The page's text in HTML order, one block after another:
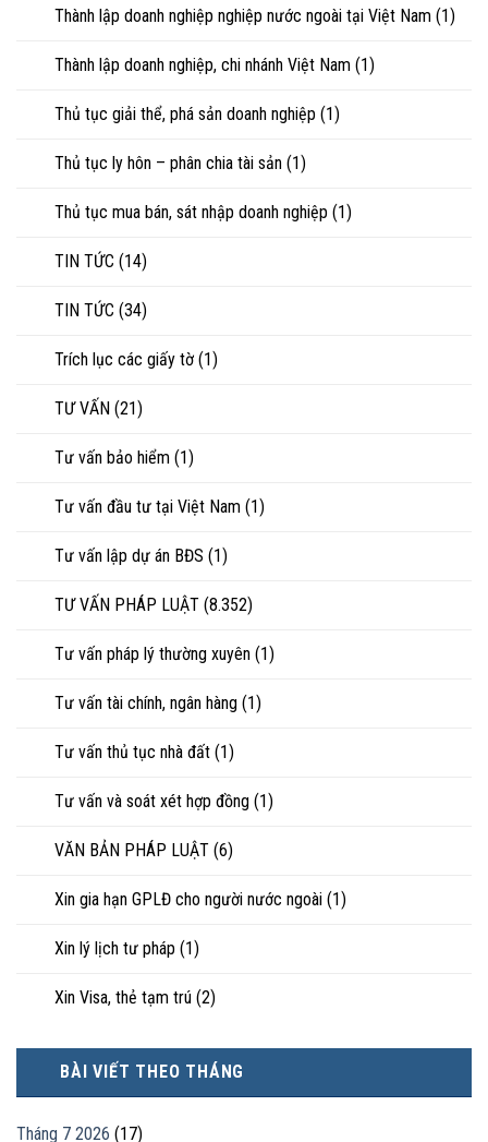
Thành lập doanh nghiệp nghiệp nước ngoài tại Việt Nam (1)
Thành lập doanh nghiệp, chi nhánh Việt Nam (1)
Thủ tục giải thể, phá sản doanh nghiệp (1)
Thủ tục ly hôn – phân chia tài sản (1)
Thủ tục mua bán, sát nhập doanh nghiệp (1)
TIN TỨC (14)
TIN TỨC (34)
Trích lục các giấy tờ (1)
TƯ VẤN (21)
Tư vấn bảo hiểm (1)
Tư vấn đầu tư tại Việt Nam (1)
Tư vấn lập dự án BĐS (1)
TƯ VẤN PHÁP LUẬT (8.352)
Tư vấn pháp lý thường xuyên (1)
Tư vấn tài chính, ngân hàng (1)
Tư vấn thủ tục nhà đất (1)
Tư vấn và soát xét hợp đồng (1)
VĂN BẢN PHÁP LUẬT (6)
Xin gia hạn GPLĐ cho người nước ngoài (1)
Xin lý lịch tư pháp (1)
Xin Visa, thẻ tạm trú (2)
BÀI VIẾT THEO THÁNG
Tháng 7 2026 (17)